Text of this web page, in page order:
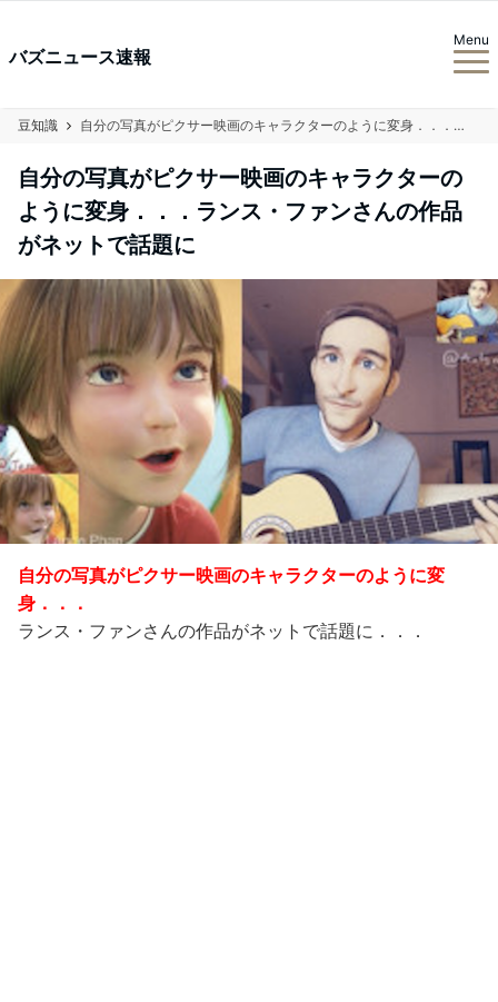
バズニュース速報
Menu
豆知識 自分の写真がピクサー映画のキャラクターのように変身．．．ランス・ファンさんの作品がネットで話題に
自分の写真がピクサー映画のキャラクターの
ように変身．．．ランス・ファンさんの作品
がネットで話題に
自分の写真がピクサー映画のキャラクターのように変
身．．．
ランス・ファンさんの作品がネットで話題に．．．